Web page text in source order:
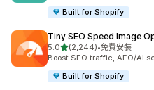
Built for Shopify
Tiny SEO Speed Image
5.0滿分 5 顆星
(2,244)
共有 2244 則評價
•免費安裝
Boost SEO traffic, AEO/AI
Built for Shopify